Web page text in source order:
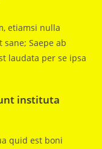
etiamsi nulla
Saepe ab
laudata per se ipsa
instituta
quid est boni